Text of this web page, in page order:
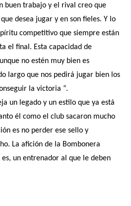
buen trabajo y el rival creo que
desea jugar y en son fieles. Y lo
competitivo que siempre están
el final. Esta capacidad de
no estén muy bien es
largo que nos pedirá jugar bien los
la victoria “.
un legado y un estilo que ya está
él como el club sacaron mucho
es no perder ese sello y
La afición de la Bombonera
un entrenador al que le deben